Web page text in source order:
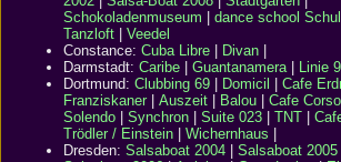
Schokoladenmuseum
dance school
Tanzloft
Veedel
Constance: Cuba Libre Divan
Darmstadt: Caribe Guantanamera| Linie 9
Dortmund: Clubbing 69 Domicil Cafe
Franziskaner| Auszeit Balou Cafe Corso
Solendo
Synchron Suite 023 TNT
Trödler / Einstein
Wichernhaus
Dresden: Salsaboat 2004 Salsaboat 2005